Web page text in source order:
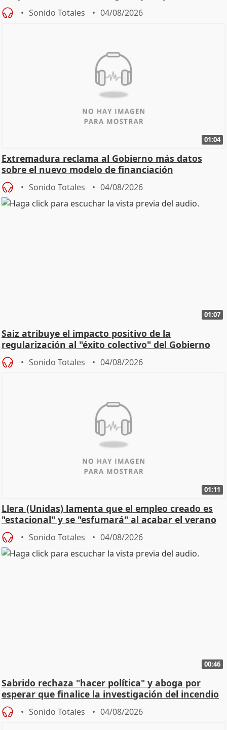
Sonido Totales 04/08/2026
01:04
Extremadura reclama al Gobierno más datos
sobre el nuevo modelo de financiación
Sonido Totales 04/08/2026
01:07
Saiz atribuye el impacto positivo de la
regularización al "éxito colectivo" del Gobierno
Sonido Totales 04/08/2026
01:11
Llera (Unidas) lamenta que el empleo creado es
"estacional" y se "esfumará" al acabar el verano
Sonido Totales 04/08/2026
00:46
Sabrido rechaza "hacer política" y aboga por
esperar que finalice la investigación del incendio
Sonido Totales 04/08/2026